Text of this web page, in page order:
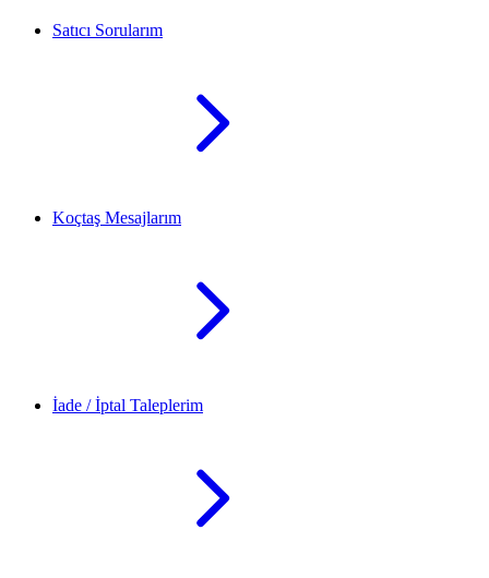
Satıcı Sorularım
Koçtaş Mesajlarım
İade / İptal Taleplerim